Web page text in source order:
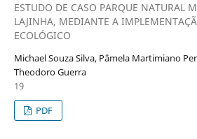
ESTUDO DE CASO PARQUE NATURAL
LAJINHA, MEDIANTE A
ECOLÓGICO
Michael Souza Silva, Pâmela Martimiano
Theodoro Guerra
19
PDF